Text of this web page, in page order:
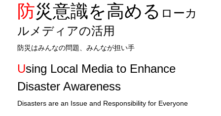
防災意識を高める ローカ
ルメディアの活用
防災はみんなの問題、みんなが担い手
Using Local Media to Enhance
Disaster Awareness
Disasters are an Issue and Responsibility for Everyone